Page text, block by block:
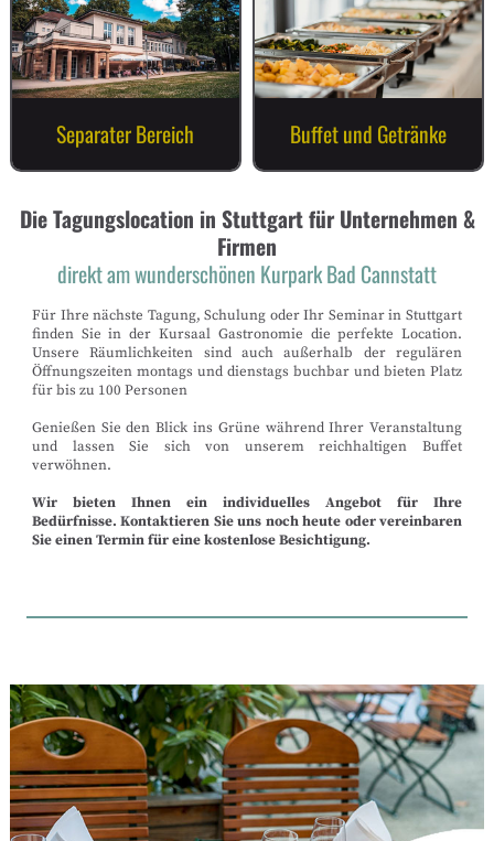
Separater Bereich Buffet und Getränke
Die Tagungslocation in Stuttgart für Unternehmen &
Firmen
direkt am wunderschönen Kurpark Bad Cannstatt
Für Ihre nächste Tagung, Schulung oder Ihr Seminar in Stuttgart
finden Sie in der Kursaal Gastronomie die perfekte Location.
Unsere Räumlichkeiten sind auch außerhalb der regulären
Öffnungszeiten montags und dienstags buchbar und bieten Platz
für bis zu 100 Personen
Genießen Sie den Blick ins Grüne während Ihrer Veranstaltung
und lassen Sie sich von unserem reichhaltigen Buffet
verwöhnen.
Wir bieten Ihnen ein individuelles Angebot für Ihre
Bedürfnisse. Kontaktieren Sie uns noch heute oder vereinbaren
Sie einen Termin für eine kostenlose Besichtigung.